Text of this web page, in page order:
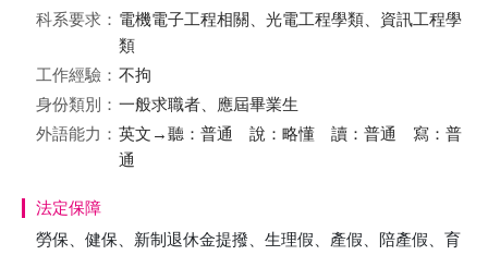
科系要求： 電機電子工程相關、光電工程學類、資訊工程學
類
工作經驗： 不拘
身份類別： 一般求職者、應屆畢業生
外語能力： 英文→聽：普通 說：略懂 讀：普通 寫：普
通
法定保障
勞保、健保、新制退休金提撥、生理假、產假、陪產假、育